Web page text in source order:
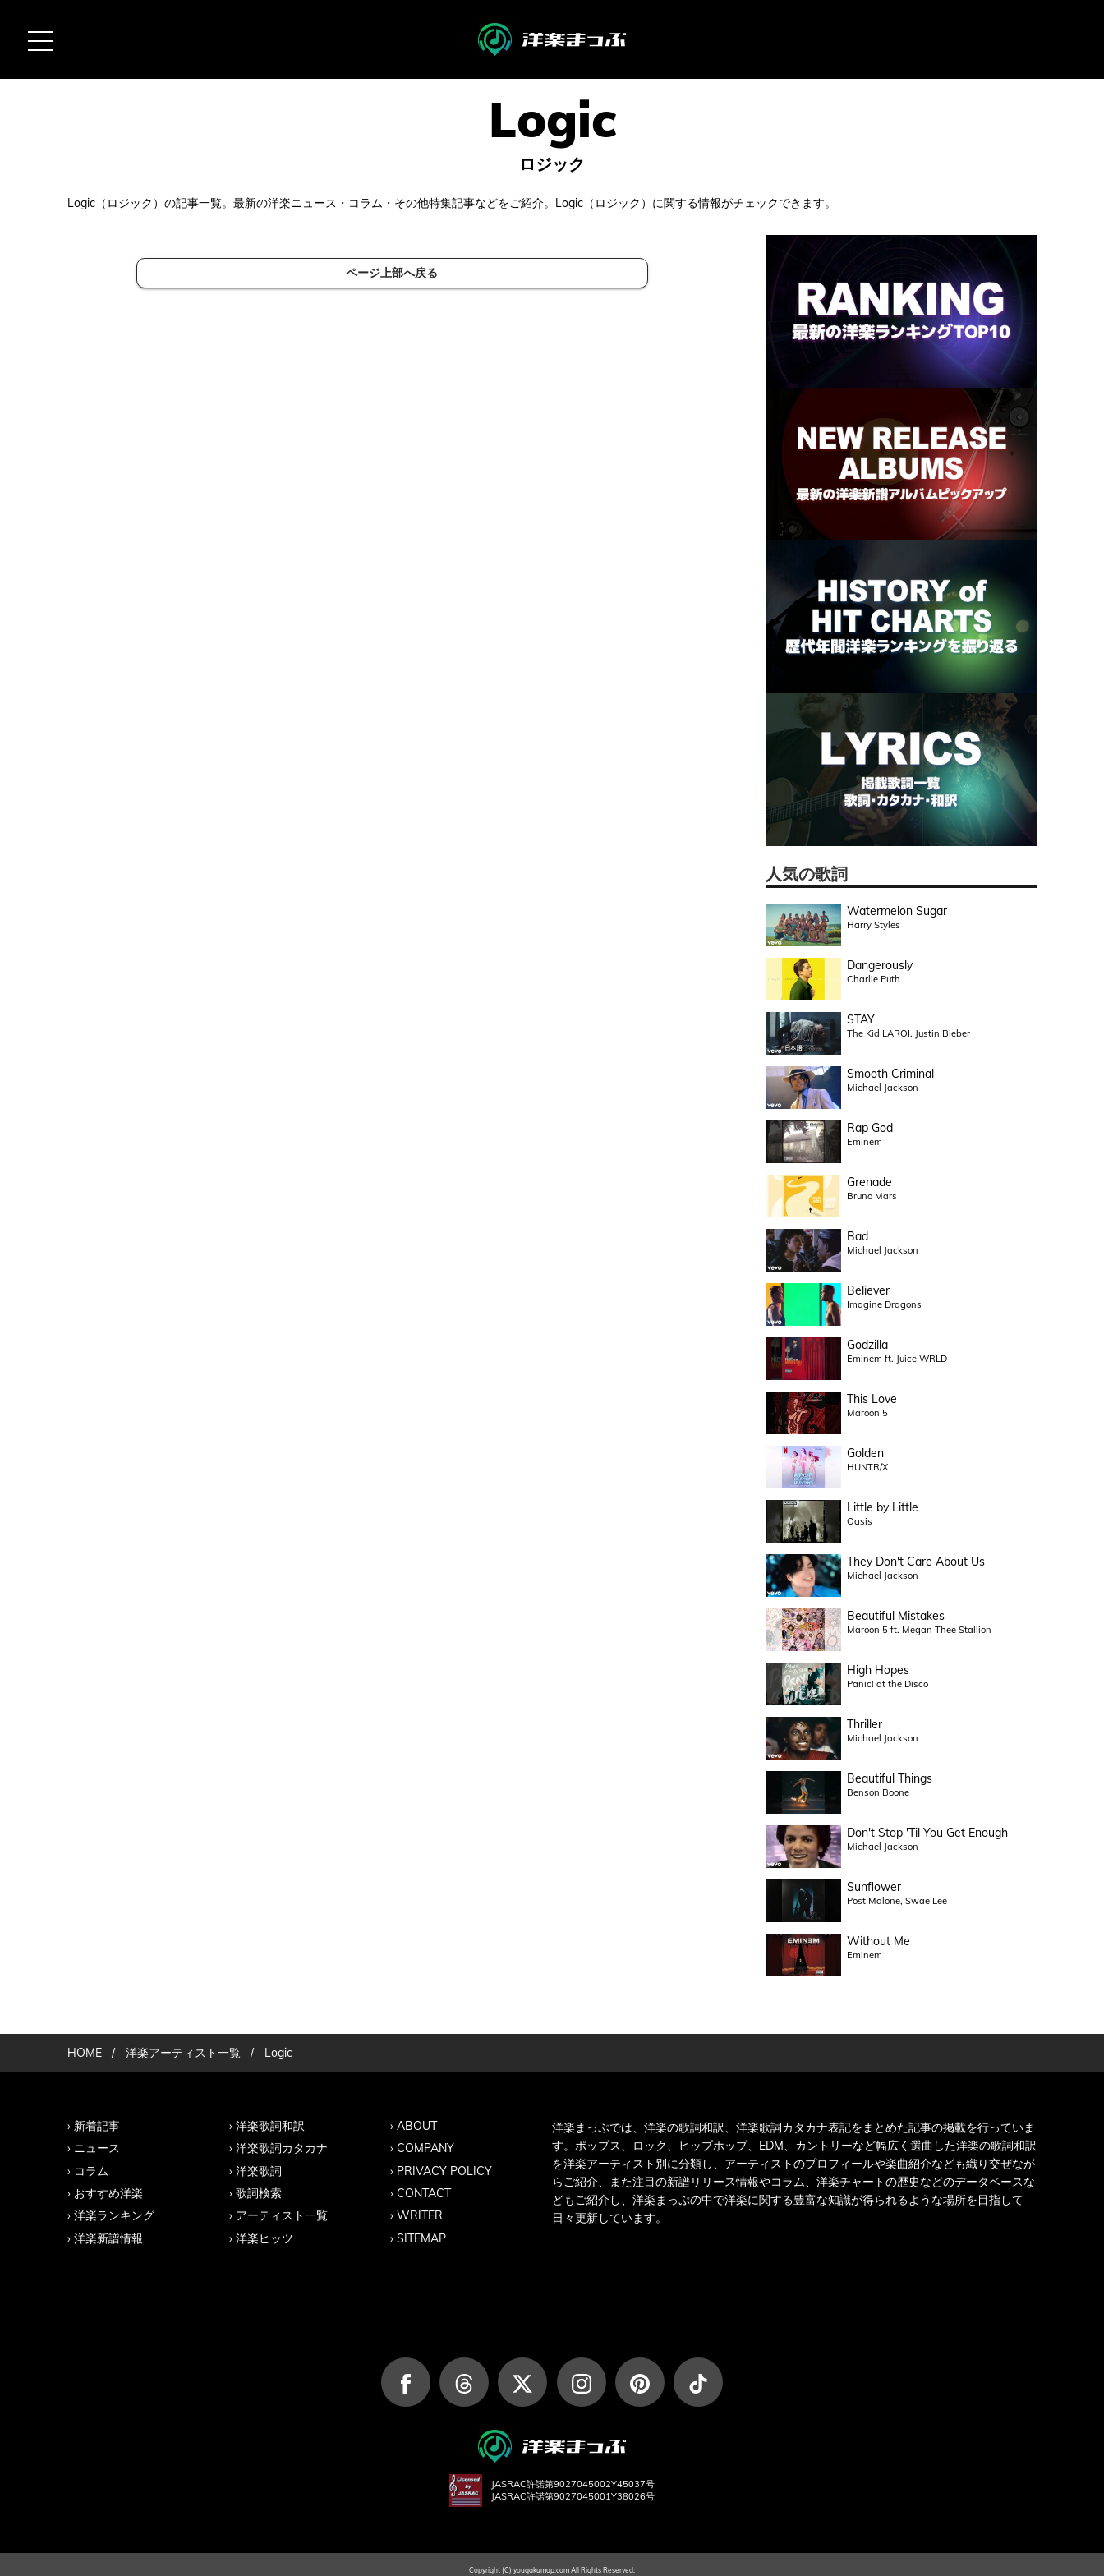
ロジック
Logic（ロジック）の記事一覧。最新の洋楽ニュース・コラム・その他特集記事などをご紹介。Logic（ロジック）に関する情報がチェックできます。
ページ上部へ戻る
人気の歌詞
Watermelon Sugar
Harry Styles
Dangerously
Charlie Puth
STAY
The Kid LAROI, Justin Bieber
Smooth Criminal
Michael Jackson
Rap God
Eminem
Grenade
Bruno Mars
Bad
Michael Jackson
Believer
Imagine Dragons
Godzilla
Eminem ft. Juice WRLD
This Love
Maroon 5
Golden
HUNTR/X
Little by Little
Oasis
They Don't Care About Us
Michael Jackson
Beautiful Mistakes
Maroon 5 ft. Megan Thee Stallion
High Hopes
Panic! at the Disco
Thriller
Michael Jackson
Beautiful Things
Benson Boone
Don't Stop 'Til You Get Enough
Michael Jackson
Sunflower
Post Malone, Swae Lee
Without Me
Eminem
HOME / 洋楽アーティスト一覧 / Logic
新着記事
ニュース
コラム
おすすめ洋楽
洋楽ランキング
洋楽新譜情報
洋楽歌詞和訳
洋楽歌詞カタカナ
洋楽歌詞
歌詞検索
アーティスト一覧
洋楽ヒッツ
ABOUT
COMPANY
PRIVACY POLICY
CONTACT
WRITER
SITEMAP
洋楽まっぷでは、洋楽の歌詞和訳、洋楽歌詞カタカナ表記をまとめた記事の掲載を行っていま
す。ポップス、ロック、ヒップホップ、EDM、カントリーなど幅広く選曲した洋楽の歌詞和訳
を洋楽アーティスト別に分類し、アーティストのプロフィールや楽曲紹介なども織り交ぜなが
らご紹介、また注目の新譜リリース情報やコラム、洋楽チャートの歴史などのデータベースな
どもご紹介し、洋楽まっぷの中で洋楽に関する豊富な知識が得られるような場所を目指して
日々更新しています。
JASRAC許諾第9027045002Y45037号
JASRAC許諾第9027045001Y38026号
Copyright (C) yougakumap.com All Rights Reserved.